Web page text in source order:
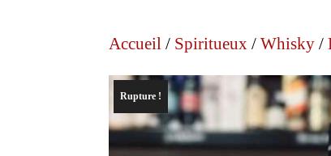
Accueil / Spiritueux /Whisky /
Rupture !